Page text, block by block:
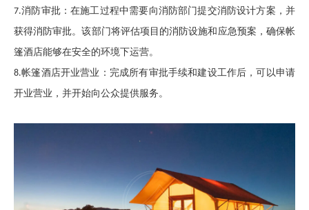
7.消防审批：在施工过程中需要向消防部门提交消防设计方案，并
获得消防审批。该部门将评估项目的消防设施和应急预案，确保帐
篷酒店能够在安全的环境下运营。
8.帐篷酒店开业营业 ： 完成所有审批手续和建设工作后，可以申请
开业营业，并开始向公众提供服务。